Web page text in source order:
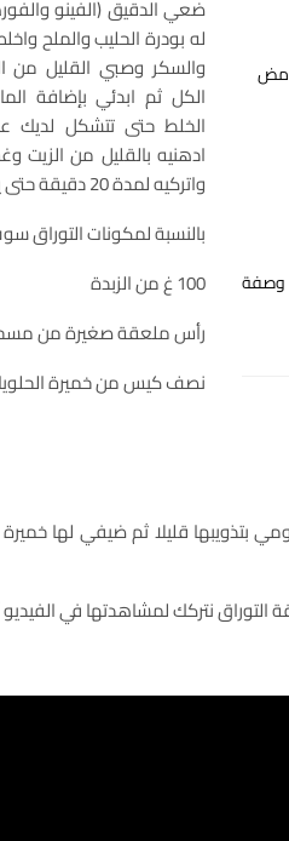
وصفة
ضعي الدقيق (الفينو
له بودرة الحليب والملح
والسكر وصبي القليل من
الكل ثم ابدئي بإضافة
الخلط حتى تتشكل لديك
ادهنيه بالقليل من الزيت
واتركيه لمدة 20 دقيقة حتى يختمر .
بالنسبة لمكونات التوراق
100 غ من الزبدة
رأس ملعقة صغيرة من
نصف كيس من خميرة
قليلا ثم ضيفي لها خميرة
نتركك لمشاهدتها في